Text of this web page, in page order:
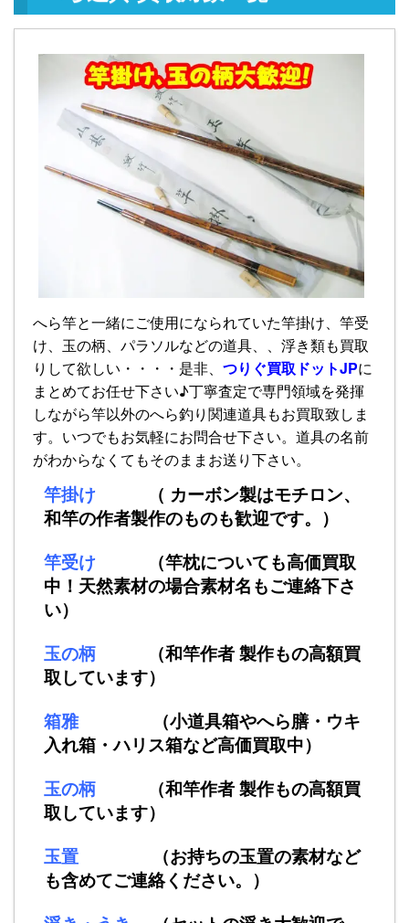
へら竿と一緒にご使用になられていた竿掛け、竿受
け、玉の柄、パラソルなどの道具、、浮き類も買取
りして欲しい・・・・是非、 つりぐ買取ドットJPに
まとめてお任せ下さい♪丁寧査定で専門領域を発揮
しながら竿以外のへら釣り関連道具もお買取致しま
す。いつでもお気軽にお問合せ下さい。道具の名前
がわからなくてもそのままお送り下さい。
竿掛け
（ カーボン製はモチロン、
和竿の作者製作のものも歓迎です。）
竿受け
（竿枕についても高価買取
中！天然素材の場合素材名もご連絡下さ
い）
玉の柄
（和竿作者 製作もの高額買
取しています）
箱雅
（小道具箱やへら膳・ウキ
入れ箱・ハリス箱など高価買取中）
玉の柄
（和竿作者 製作もの高額買
取しています）
玉置
（お持ちの玉置の素材など
も含めてご連絡ください。）